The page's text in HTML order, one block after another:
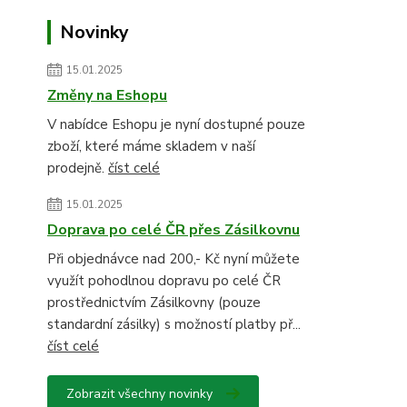
Novinky
15.01.2025
Změny na Eshopu
V nabídce Eshopu je nyní dostupné pouze
zboží, které máme skladem v naší
prodejně. číst celé
15.01.2025
Doprava po celé ČR přes Zásilkovnu
Při objednávce nad 200,- Kč nyní můžete
využít pohodlnou dopravu po celé ČR
prostřednictvím Zásilkovny (pouze
standardní zásilky) s možností platby př...
číst celé
Zobrazit všechny novinky